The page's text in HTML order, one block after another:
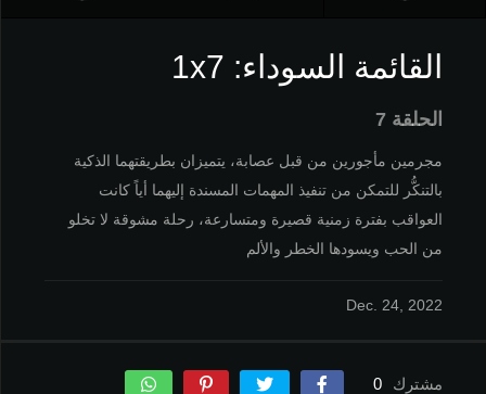
القائمة السوداء: 1x7
الحلقة 7
مجرمين مأجورين من قبل عصابة، يتميزان بطريقتهما الذكية
بالتنكُّر للتمكن من تنفيذ المهمات المسندة إليهما أياً كانت
العواقب بفترة زمنية قصيرة ومتسارعة، رحلة مشوقة لا تخلو
من الحب ويسودها الخطر والألم
Dec. 24, 2022
مشترك 0